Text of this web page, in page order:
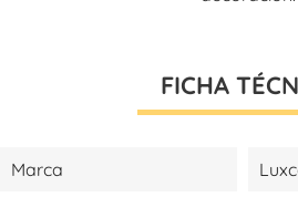
FICHA
Marca